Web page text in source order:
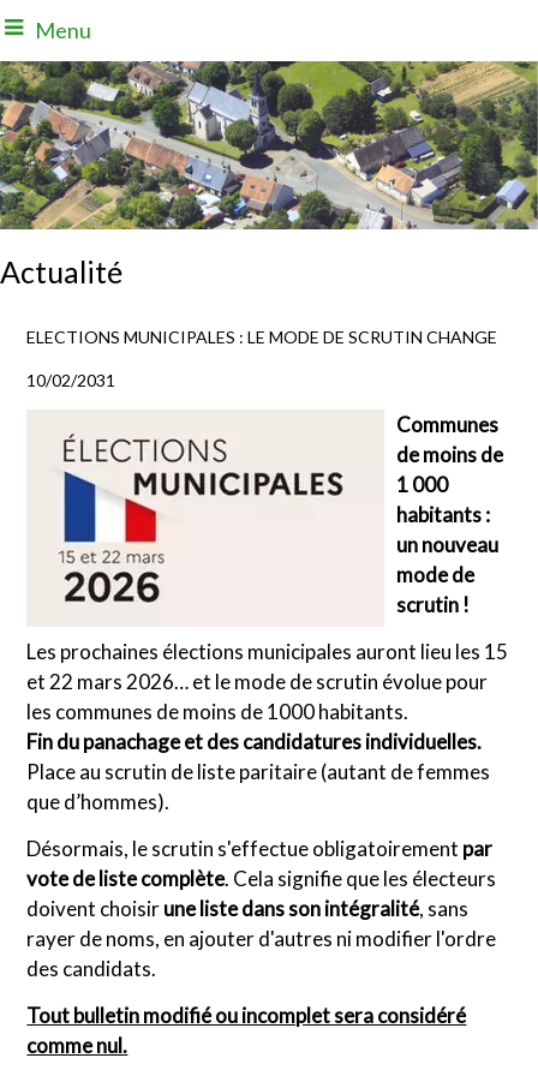
Menu
Actualité
ELECTIONS MUNICIPALES : LE MODE DE SCRUTIN CHANGE
10/02/2031
Communes
de moins de
1 000
habitants :
un nouveau
mode de
scrutin !
Les prochaines élections municipales auront lieu les 15
et 22 mars 2026… et le mode de scrutin évolue pour
les communes de moins de 1000 habitants.
Fin du panachage et des candidatures individuelles.
Place au scrutin de liste paritaire (autant de femmes
que d’hommes).
Désormais, le scrutin s'effectue obligatoirement par
vote de liste complète. Cela signifie que les électeurs
doivent choisirune liste dans son intégralité, sans
rayer de noms, en ajouter d'autres ni modifier l'ordre
des candidats.
Tout bulletin modifié ou incomplet sera considéré
comme nul.